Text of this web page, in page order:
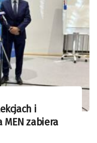
i
MEN zabiera